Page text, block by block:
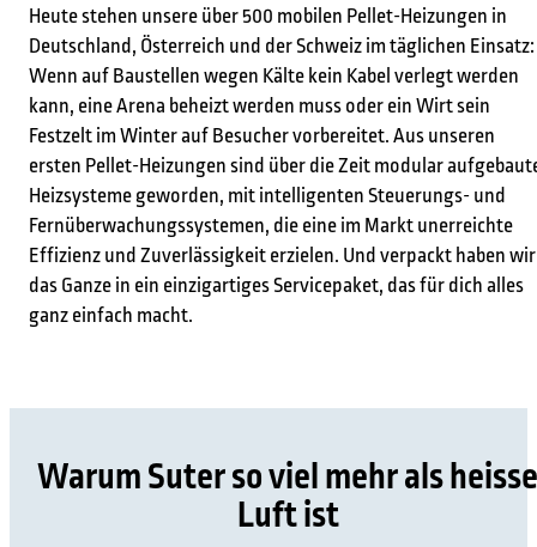
Heute stehen unsere über 500 mobilen Pellet-Heizungen in
Deutschland, Österreich und der Schweiz im täglichen Einsatz:
Wenn auf Baustellen wegen Kälte kein Kabel verlegt werden
kann, eine Arena beheizt werden muss oder ein Wirt sein
Festzelt im Winter auf Besucher vorbereitet. Aus unseren
ersten Pellet-Heizungen sind über die Zeit modular
Heizsysteme geworden, mit intelligenten Steuerungs- und
Fernüberwachungssystemen, die eine im Markt unerreichte
Effizienz und Zuverlässigkeit erzielen. Und verpackt haben wir
das Ganze in ein einzigartiges Servicepaket, das für dich alles
ganz einfach macht.
Warum Suter so viel mehr als heisse
Luft ist